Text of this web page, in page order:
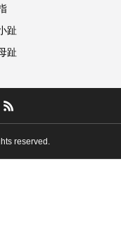
趾
趾
reserved.